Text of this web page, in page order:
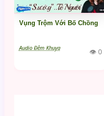
Vụng Trộm Với Bố Chồng
Audio Đêm Khuya 👁 0